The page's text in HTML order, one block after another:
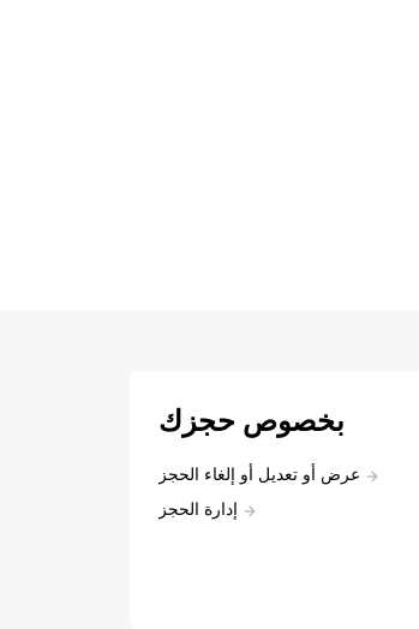
بخصوص حجزك
عرض أو تعديل أو إلغاء الحجز
إدارة الحجز